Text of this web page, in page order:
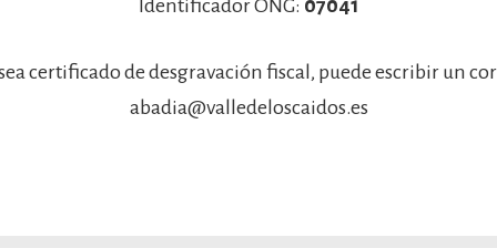
Identificador ONG: 07041
certificado de desgravación fiscal, puede escribir un
abadia@valledeloscaidos.es